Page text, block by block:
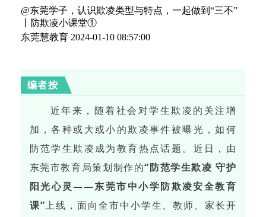
@东莞学子，认识欺凌类型与特点，一起做到“三不”
丨防欺凌小课堂①
东莞慧教育 2024-01-10 08:57:00
编者按
近年来，随着社会对学生欺凌的关注增
加，各种或大或小的欺凌事件被曝光，如何
防范学生欺凌成为教育热点话题。近日，由
东莞市教育局策划制作的“防范学生欺凌 守护
阳光心灵——东莞市中小学防欺凌安全教育
课”上线，面向全市中小学生、教师、家长开